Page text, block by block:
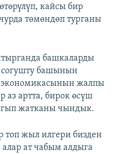
кайсы бир
төмөндөп турганы
башкаларды
башынын
экономикасынын жалпы
аз артта, бирок өсүш
жатканы чындык.
топ жыл илгери бизден
алар ат чабым алдыга